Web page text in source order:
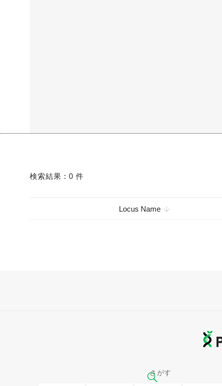
検索結果 : 0 件
Locus Name
さがす